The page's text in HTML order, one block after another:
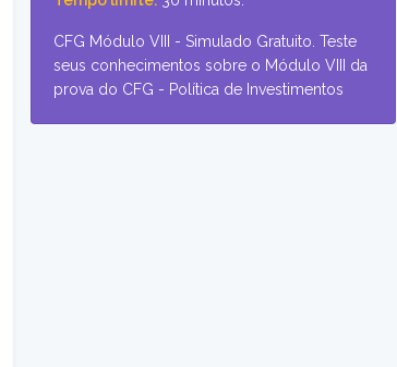
CFG Módulo VIII - Simulado Gratuito. Teste
seus conhecimentos sobre o Módulo VIII da
prova do CFG - Política de Investimentos